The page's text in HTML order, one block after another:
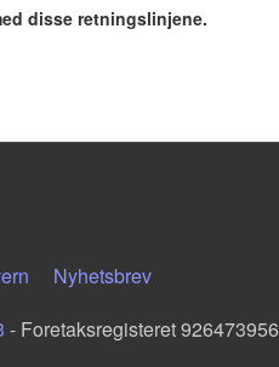
disse retningslinjene.
Nyhetsbrev
- Foretaksregisteret 926473956